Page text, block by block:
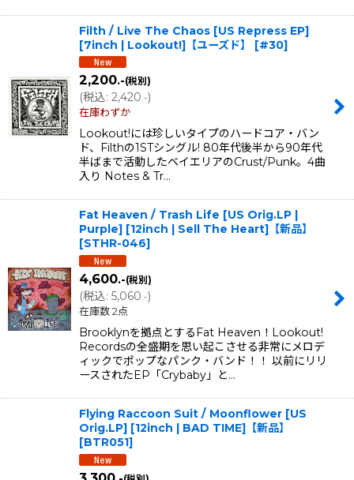
Filth / Live The Chaos [US Repress EP]
[7inch | Lookout!]【ユーズド】
[#30]
2,200.-(税別)
(税込: 2,420.-)
在庫わずか
Lookout!には珍しいタイプのハードコア・バン
ド、Filthの1STシングル! 80年代後半から90年代
半ばまで活動したベイエリアのCrust/Punk。4曲
入り Notes & Tr…
Fat Heaven / Trash Life [US Orig.LP |
Purple] [12inch | Sell The Heart]【新品】
[STHR-046]
4,600.-(税別)
(税込: 5,060.-)
在庫数 2点
Brooklynを拠点とするFat Heaven！Lookout!
Recordsの全盛期を思い起こさせる非常にメロデ
ィックでポップなパンク・バンド！！ 以前にリリ
ースされたEP「Crybaby」と…
Flying Raccoon Suit / Moonflower [US
Orig.LP] [12inch | BAD TIME]【新品】
[BTR051]